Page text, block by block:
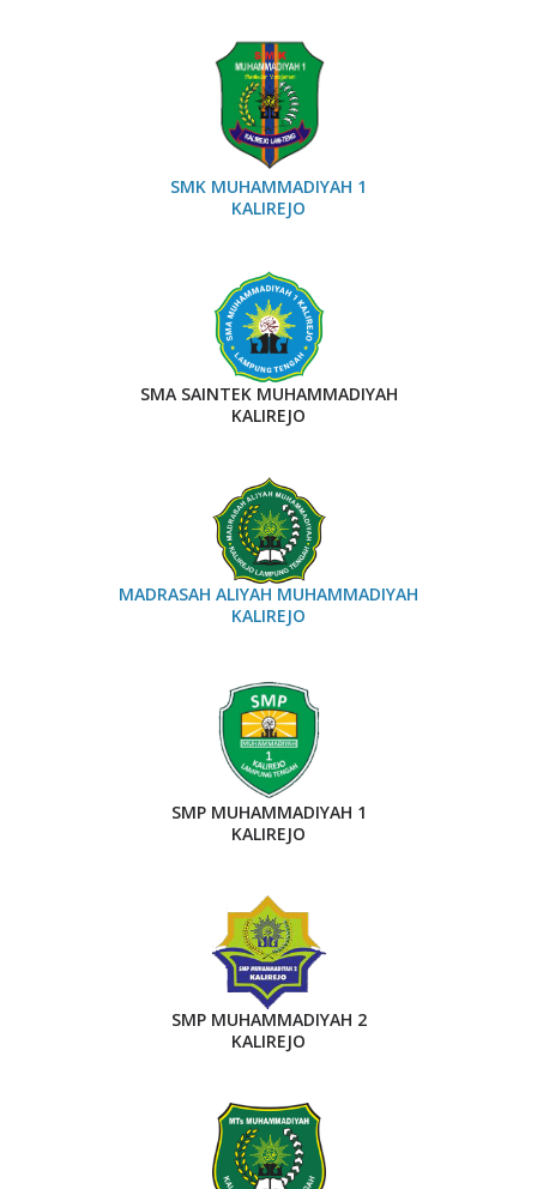
SMK MUHAMMADIYAH 1
KALIREJO
SMA SAINTEK MUHAMMADIYAH
KALIREJO
MADRASAH ALIYAH MUHAMMADIYAH
KALIREJO
SMP MUHAMMADIYAH 1
KALIREJO
SMP MUHAMMADIYAH 2
KALIREJO